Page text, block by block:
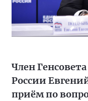
Член
России
приём по